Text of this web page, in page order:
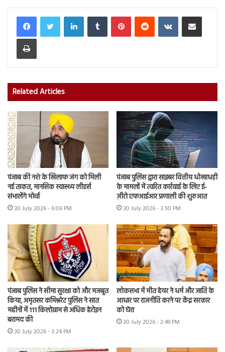
LinkedInTumblr PinterestReddit VKontakteShare via Email
Print
Related Articles
पंजाब की नशे के खिलाफ जंग को मिली
नई ताकत, मानसिक स्वास्थ्य लीडर्स
संभालेंगे मोर्चा
30 July 2026 - 6:06 PM
पंजाब पुलिस द्वारा साइबर वित्तीय धोखाधड़ी
के मामलों में त्वरित कार्रवाई के लिए ई-
ज़ीरो एफआईआर प्रणाली की शुरुआत
30 July 2026 - 3:50 PM
पंजाब पुलिस ने सीमा सुरक्षा को और मजबूत
किया, अमृतसर कमिश्नरेट पुलिस ने सात
महीनों में 111 किलोग्राम से अधिक हेरोइन
बरामद की
30 July 2026 - 3:24 PM
लोकसभा में मीत हेयर ने धर्म और जाति के
आधार पर राजनीति करने पर केंद्र सरकार
को घेरा
30 July 2026 - 2:49 PM